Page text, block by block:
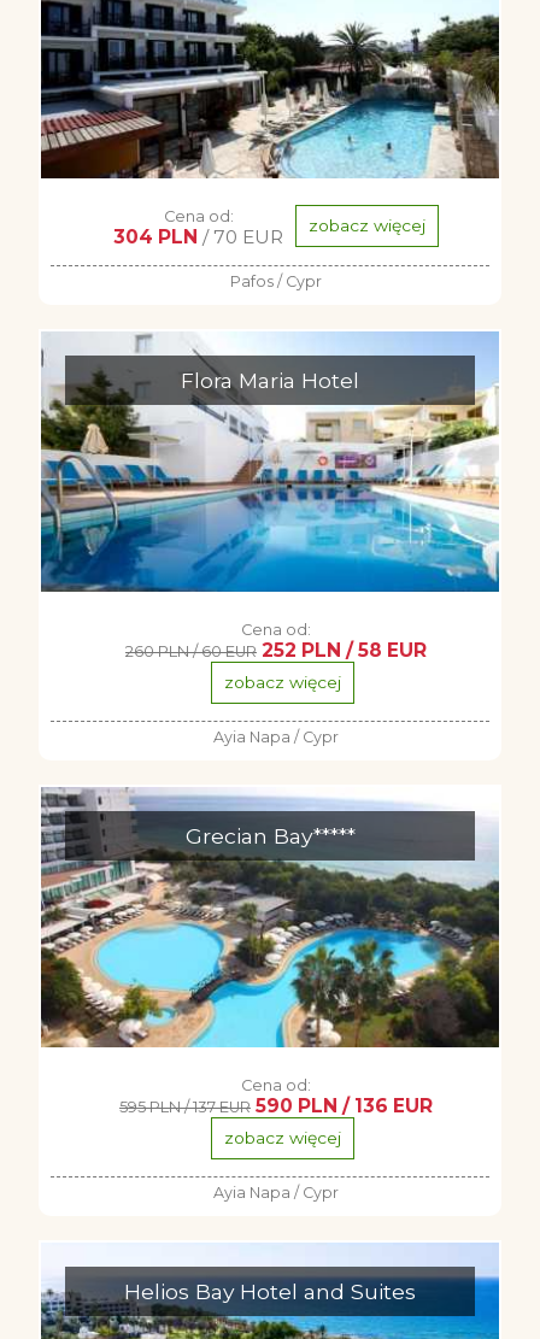
Cena od:
304 PLN / 70 EUR zobacz więcej
Pafos / Cypr
Flora Maria Hotel
Cena od:
260 PLN / 60 EUR 252 PLN / 58 EUR
zobacz więcej
Ayia Napa / Cypr
Grecian Bay*****
Cena od:
595 PLN / 137 EUR 590 PLN / 136 EUR
zobacz więcej
Ayia Napa / Cypr
Helios Bay Hotel and Suites